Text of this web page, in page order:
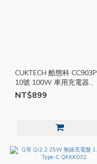
CUKTECH 酷態科 CC903P
10號 100W 車用充電器
CUK021
NT$899